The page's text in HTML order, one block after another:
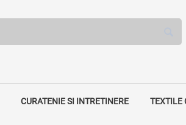
CURATENIE SI INTRETINERE TEXTILE